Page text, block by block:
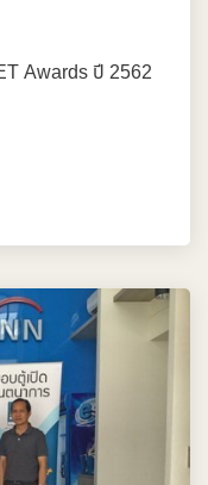
Awards ปี 2562